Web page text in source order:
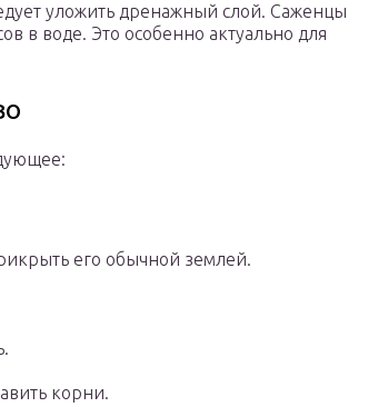
уложить дренажный слой. Саженцы
в воде. Это особенно актуально для
его обычной землей.
корни.